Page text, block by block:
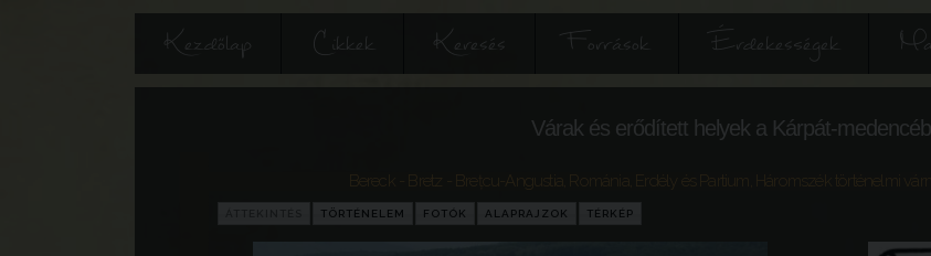
Kezdőlap Cikkek Keresés Források Érdekességek
Várak és erődített helyek a Kárpát-
Bereck - Bretz - Brețcu-Angustia Románia Erdély és Partium Háromszék történelmi
TÖRTÉNELEM FOTÓK ALAPRAJZOK TÉRKÉP